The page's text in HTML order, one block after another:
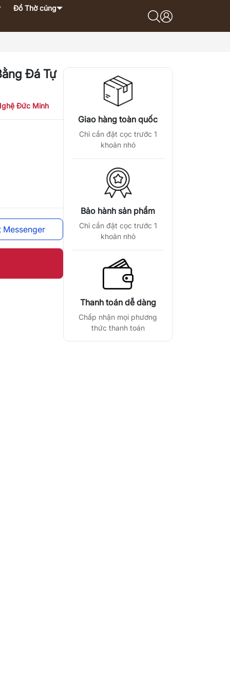
Đồ Thờ cúng
Đá Tự
Đức Minh
Messenger
Giao hàng toàn quốc
Chỉ cần đặt cọc trước 1
khoản nhỏ
Bảo hành sản phẩm
Chỉ cần đặt cọc trước 1
khoản nhỏ
Thanh toán dễ dàng
Chấp nhận mọi phương
thức thanh toán